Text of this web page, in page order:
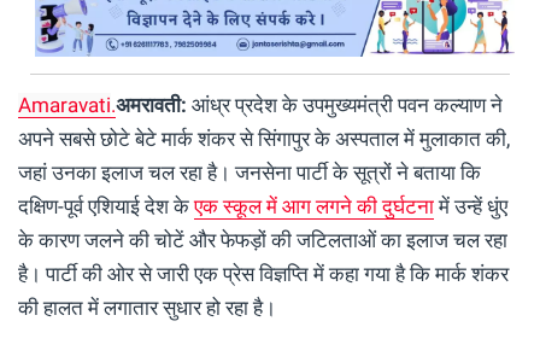
Amaravati.अमरावती: आंध्र प्रदेश के उपमुख्यमंत्री पवन कल्याण ने
अपने सबसे छोटे बेटे मार्क शंकर से सिंगापुर के अस्पताल में मुलाकात की,
जहां उनका इलाज चल रहा है। जनसेना पार्टी के सूत्रों ने बताया कि
दक्षिण-पूर्व एशियाई देश केएक स्कूल में आग लगने की दुर्घटनामें उन्हें धुंए
के कारण जलने की चोटें और फेफड़ों की जटिलताओं का इलाज चल रहा
है। पार्टी की ओर से जारी एक प्रेस विज्ञप्ति में कहा गया है कि मार्क शंकर
की हालत में लगातार सुधार हो रहा है।